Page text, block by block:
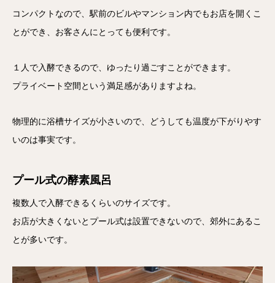
コンパクトなので、駅前のビルやマンション内でもお店を開くこ
とができ、お客さんにとっても便利です。
１人で入酵できるので、ゆったり過ごすことができます。
プライベート空間という満足感がありますよね。
物理的に浴槽サイズが小さいので、どうしても温度が下がりやす
いのは事実です。
プール式の酵素風呂
複数人で入酵できるくらいのサイズです。
お店が大きくないとプール式は設置できないので、郊外にあるこ
とが多いです。